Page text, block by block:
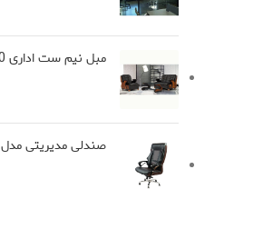
مبل نیم ست اداری A-f600
صندلی مدیریتی مدل T-M400